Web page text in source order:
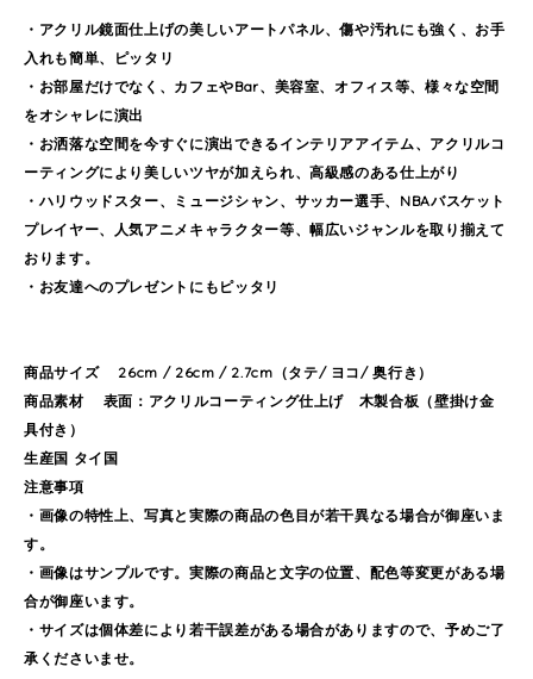
・アクリル鏡面仕上げの美しいアートパネル、傷や汚れにも強く、お手
入れも簡単、ピッタリ
・お部屋だけでなく、カフェやBar、美容室、オフィス等、様々な空間
をオシャレに演出
・お洒落な空間を今すぐに演出できるインテリアアイテム、アクリルコ
ーティングにより美しいツヤが加えられ、高級感のある仕上がり
・ハリウッドスター、ミュージシャン、サッカー選手、NBAバスケット
プレイヤー、人気アニメキャラクター等、幅広いジャンルを取り揃えて
おります。
・お友達へのプレゼントにもピッタリ
商品サイズ 26cm / 26cm / 2.7cm（タテ/ ヨコ/ 奥行き）
商品素材 表面：アクリルコーティング仕上げ 木製合板（壁掛け金
具付き）
生産国 タイ国
注意事項
・画像の特性上、写真と実際の商品の色目が若干異なる場合が御座いま
す。
・画像はサンプルです。実際の商品と文字の位置、配色等変更がある場
合が御座います。
・サイズは個体差により若干誤差がある場合がありますので、予めご了
承くださいませ。